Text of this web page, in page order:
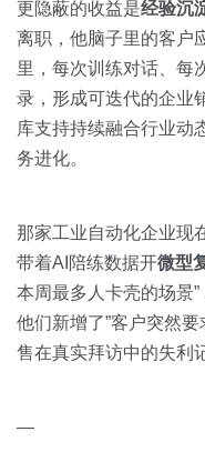
更隐蔽的收益是经验沉
离职，他脑子里的客户
里，每次训练对话、每
录，形成可迭代的企业
库支持持续融合行业动
务进化。
那家工业自动化企业现
带着AI陪练数据开微型
本周最多人卡壳的场景
他们新增了”客户突然
售在真实拜访中的失利
—